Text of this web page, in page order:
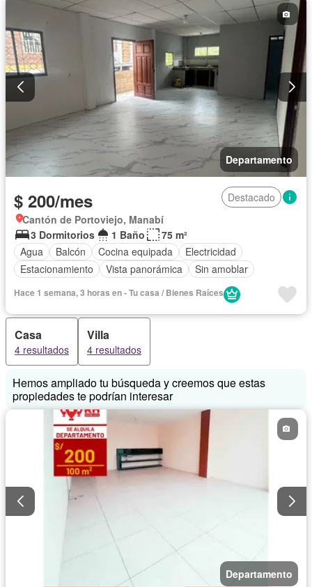
Departamento
$ 200/mes
Destacado
Cantón de Portoviejo, Manabí
3 Dormitorios
1 Baño
75 m²
Agua
Balcón Cocina equipada
Electricidad
Estacionamiento
Vista panorámica Sin amoblar
Hace 1 semana, 3 horas en - Tu casa / Bienes Raíces
Casa
4 resultados
Villa
4 resultados
Hemos ampliado tu búsqueda y creemos que estas
propiedades te podrían interesar
Departamento